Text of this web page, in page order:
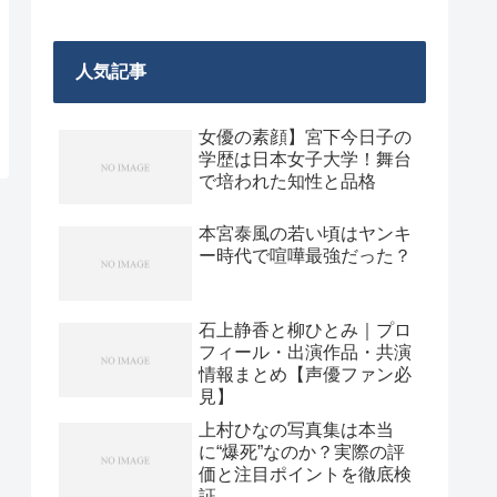
人気記事
女優の素顔】宮下今日子の
学歴は日本女子大学！舞台
で培われた知性と品格
本宮泰風の若い頃はヤンキ
ー時代で喧嘩最強だった？
石上静香と柳ひとみ｜プロ
フィール・出演作品・共演
情報まとめ【声優ファン必
見】
上村ひなの写真集は本当
に“爆死”なのか？実際の評
価と注目ポイントを徹底検